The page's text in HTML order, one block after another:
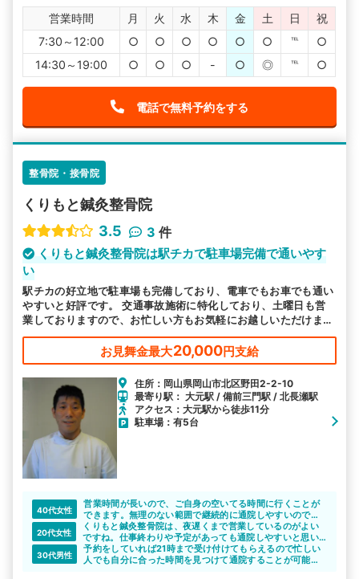
営業時間 月 火 水 木 金 土 日
祝
7:30～12:00
○ ○ ○ ○ ○ ○ ℡
○
14:30～19:00
○ ○ ○ - ○ ◎ ℡ ○
電話で無料予約をする
整骨院・接骨院
くりもと鍼灸整骨院
3.5
3 件
くりもと鍼灸整骨院は駅チカで駐車場完備で通いやす
い
駅チカの好立地で駐車場も完備しており、電車でもお車でも通い
やすいと好評です。 交通事故施術に特化しており、土曜日も営
業しておりますので、お忙しい方もお気軽にお越しいただけま
す。
お見舞金最大20,000円支給
住所：岡山県岡山市北区野田2-2-10
最寄り駅： 大元駅 / 備前三門駅 / 北長瀬駅
アクセス：大元駅から徒歩11分
駐車場：有5台
40代女性
営業時間が長いので、ご自身の空いてる時間に行くことが
できます。無理のない範囲で継続的に通院しやすいのでよ
いですね。先生も親身になって相談に乗ってくれるので、
不安なことは何でも聞くことができます。
20代女性
くりもと鍼灸整骨院は、夜遅くまで営業しているのがよい
ですね。仕事終わりや予定があっても通院しやすいと思い
ます。
30代男性
予約をしていれば21時まで受け付けてもらえるので忙しい
人でも自分に合った時間を見つけて通院することが可能で